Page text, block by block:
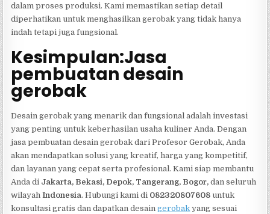
dalam proses produksi. Kami memastikan setiap detail
diperhatikan untuk menghasilkan gerobak yang tidak hanya
indah tetapi juga fungsional.
Kesimpulan:Jasa
pembuatan desain
gerobak
Desain gerobak yang menarik dan fungsional adalah investasi
yang penting untuk keberhasilan usaha kuliner Anda. Dengan
jasa pembuatan desain gerobak dari Profesor Gerobak, Anda
akan mendapatkan solusi yang kreatif, harga yang kompetitif,
dan layanan yang cepat serta profesional. Kami siap membantu
Anda di Jakarta, Bekasi, Depok, Tangerang, Bogor, dan seluruh
wilayahIndonesia. Hubungi kami di 082320807608 untuk
konsultasi gratis dan dapatkan desaingerobak yang sesuai